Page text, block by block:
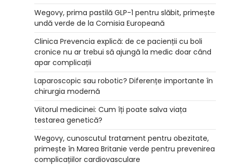
Wegovy, prima pastilă GLP-1 pentru slăbit, primește
undă verde de la Comisia Europeană
Clinica Prevencia explică: de ce pacienții cu boli
cronice nu ar trebui să ajungă la medic doar când
apar complicații
Laparoscopic sau robotic? Diferențe importante în
chirurgia modernă
Viitorul medicinei: Cum îți poate salva viața
testarea genetică?
Wegovy, cunoscutul tratament pentru obezitate,
primește în Marea Britanie verde pentru prevenirea
complicațiilor cardiovasculare